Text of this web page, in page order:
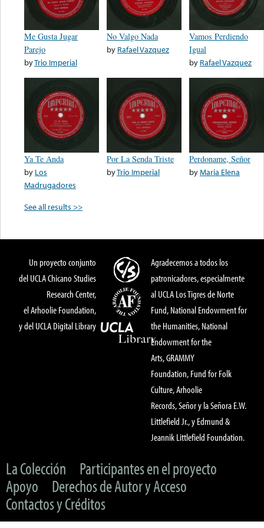
Me Gusta Jugar
Parejo
byTrio Imperial
No Valgo Nada
by Rafael Vazquez
Vamos Perdiendo
Igual
by Rafael Vazquez
Ya Te Anda
by Los
Madrugadores
Por La Senda Triste
byTrio Imperial
Perdoname, Señor
byMaria Elena
See all results >>
Un proyecto conjunto
del UCLA Chicano Studies
Research Center,
el Arhoolie Foundation,
y del UCLA Digital Library
Agradecemos a todos los
patronicadores, especialmente
al UCLA Los Tigres de Norte
Fund, National Endowment for
the Humanities, National
Endowment for the
Arts, GRAMMY
Foundation, Fund for Folk
Culture, Arhoolie
Records, Señor y la Señora E.W.
Littlefield Jr., y Edmund &
Jeannik Littlefield Foundation.
La Colección
Participantes en el proyecto
Apoyo
Derechos de Autor y Acceso
Contactos y Créditos